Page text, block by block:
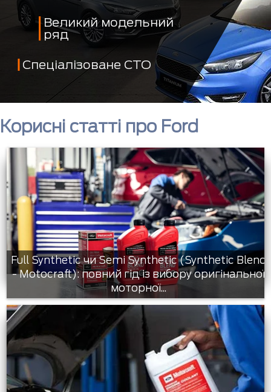
Великий модельний
ряд
Спеціалізоване СТО
Корисні статті про Ford
Full Synthetic чи Semi Synthetic (Synthetic Blend
- Motocraft): повний гід із вибору оригінальної
моторної...